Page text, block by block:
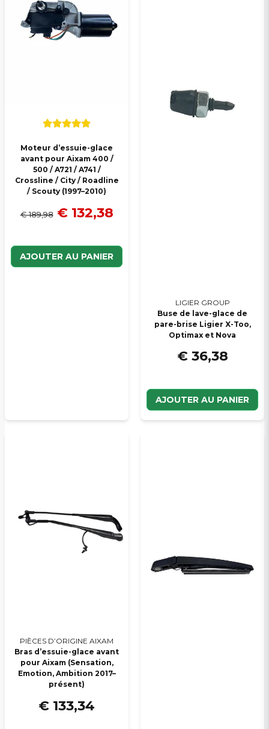
Moteur d’essuie-glace
avant pour Aixam 400 /
500 / A721 / A741 /
Crossline / City / Roadline
/ Scouty (1997–2010)
€ 189,98 € 132,38
AJOUTER AU PANIER
LIGIER GROUP
Buse de lave-glace de
pare-brise Ligier X-Too,
Optimax et Nova
€ 36,38
AJOUTER AU PANIER
PIÈCES D’ORIGINE AIXAM
Bras d’essuie-glace avant
pour Aixam (Sensation,
Emotion, Ambition 2017–
présent)
€ 133,34
Veuillez envoyer une question